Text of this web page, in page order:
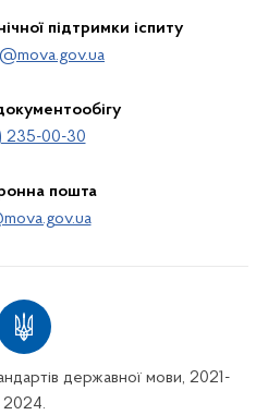
підтримки іспиту
235-00-30
пошта
державної мови, 2021-
2024.